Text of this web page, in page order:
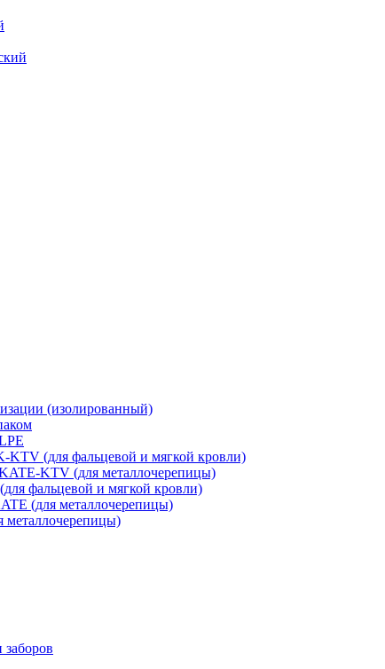
(изолированный)
KTV (для фальцевой и мягкой кровли)
KTV (для металлочерепицы)
фальцевой и мягкой кровли)
(для металлочерепицы)
металлочерепицы)